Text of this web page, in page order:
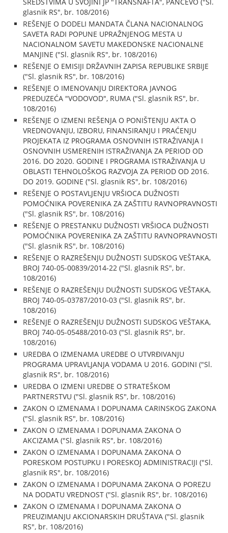
glasnik RS", br. 108/2016)
REŠENJE O DODELI MANDATA ČLANA NACIONALNOG
SAVETA RADI POPUNE UPRAŽNJENOG MESTA U
NACIONALNOM SAVETU MAKEDONSKE NACIONALNE
MANJINE ("Sl. glasnik RS", br. 108/2016)
REŠENJE O EMISIJI DRŽAVNIH ZAPISA REPUBLIKE SRBIJE
("Sl. glasnik RS", br. 108/2016)
REŠENJE O IMENOVANJU DIREKTORA JAVNOG
PREDUZEĆA "VODOVOD", RUMA ("Sl. glasnik RS", br.
108/2016)
REŠENJE O IZMENI REŠENJA O PONIŠTENJU AKTA O
VREDNOVANJU, IZBORU, FINANSIRANJU I PRAĆENJU
PROJEKATA IZ PROGRAMA OSNOVNIH ISTRAŽIVANJA I
OSNOVNIH USMERENIH ISTRAŽIVANJA ZA PERIOD OD
2016. DO 2020. GODINE I PROGRAMA ISTRAŽIVANJA U
OBLASTI TEHNOLOŠKOG RAZVOJA ZA PERIOD OD 2016.
DO 2019. GODINE ("Sl. glasnik RS", br. 108/2016)
REŠENJE O POSTAVLJENJU VRŠIOCA DUŽNOSTI
POMOĆNIKA POVERENIKA ZA ZAŠTITU RAVNOPRAVNOSTI
("Sl. glasnik RS", br. 108/2016)
REŠENJE O PRESTANKU DUŽNOSTI VRŠIOCA DUŽNOSTI
POMOĆNIKA POVERENIKA ZA ZAŠTITU RAVNOPRAVNOSTI
("Sl. glasnik RS", br. 108/2016)
REŠENJE O RAZREŠENJU DUŽNOSTI SUDSKOG VEŠTAKA,
BROJ 740-05-00839/2014-22 ("Sl. glasnik RS", br.
108/2016)
REŠENJE O RAZREŠENJU DUŽNOSTI SUDSKOG VEŠTAKA,
BROJ 740-05-03787/2010-03 ("Sl. glasnik RS", br.
108/2016)
REŠENJE O RAZREŠENJU DUŽNOSTI SUDSKOG VEŠTAKA,
BROJ 740-05-05488/2010-03 ("Sl. glasnik RS", br.
108/2016)
UREDBA O IZMENAMA UREDBE O UTVRĐIVANJU
PROGRAMA UPRAVLJANJA VODAMA U 2016. GODINI ("Sl.
glasnik RS", br. 108/2016)
UREDBA O IZMENI UREDBE O STRATEŠKOM
PARTNERSTVU ("Sl. glasnik RS", br. 108/2016)
ZAKON O IZMENAMA I DOPUNAMA CARINSKOG ZAKONA
("Sl. glasnik RS", br. 108/2016)
ZAKON O IZMENAMA I DOPUNAMA ZAKONA O
AKCIZAMA ("Sl. glasnik RS", br. 108/2016)
ZAKON O IZMENAMA I DOPUNAMA ZAKONA O
PORESKOM POSTUPKU I PORESKOJ ADMINISTRACIJI ("Sl.
glasnik RS", br. 108/2016)
ZAKON O IZMENAMA I DOPUNAMA ZAKONA O POREZU
NA DODATU VREDNOST ("Sl. glasnik RS", br. 108/2016)
ZAKON O IZMENAMA I DOPUNAMA ZAKONA O
PREUZIMANJU AKCIONARSKIH DRUŠTAVA ("Sl. glasnik
RS", br. 108/2016)